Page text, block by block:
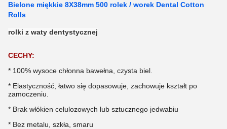
Bielone miękkie 8X38mm 500 rolek / worek Dental Cotton
Rolls
rolki z waty dentystycznej
CECHY:
* 100% wysoce chłonna bawełna, czysta biel.
* Elastyczność, łatwo się dopasowuje, zachowuje kształt po
zamoczeniu.
* Brak włókien celulozowych lub sztucznego jedwabiu
* Bez metalu, szkła, smaru